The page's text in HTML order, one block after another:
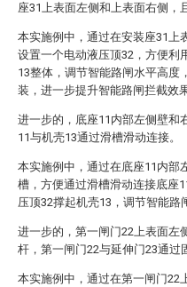
座31上表面左侧和上表面右侧，
本实施例中，通过在安装座31上
设置一个电动液压顶32，方便利
13整体，调节智能路闸水平高度
装，进一步提升智能路闸拦截效果
进一步的，底座11内部左侧壁和
11与机壳13通过滑槽滑动连接。
本实施例中，通过在底座11内部
槽，方便通过滑槽滑动连接底座
压顶32撑起机壳13，调节智能路
进一步的，第一闸门22上表面左
杆，第一闸门22与延伸门23通过
本实施例中，通过在第一闸门22